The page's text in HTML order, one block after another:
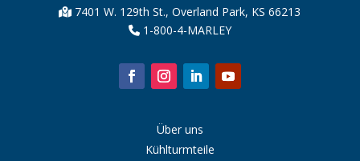
7401 W. 129th St., Overland Park, KS 66213
1-800-4-MARLEY
Über uns
Kühlturmteile